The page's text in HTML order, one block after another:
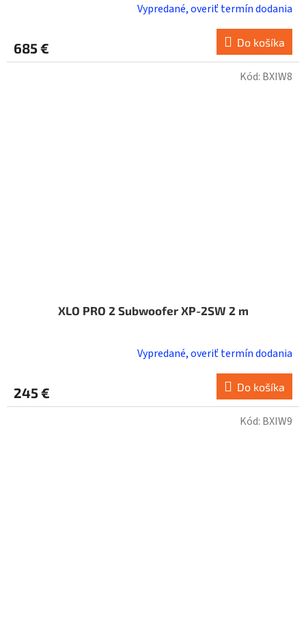
Vypredané, overiť termín dodania
685 € Do košíka
XLO PRO 2 Subwoofer XP-2SW 2 m
Vypredané, overiť termín dodania
245 € Do košíka
Kód: BXIW8
Kód: BXIW9